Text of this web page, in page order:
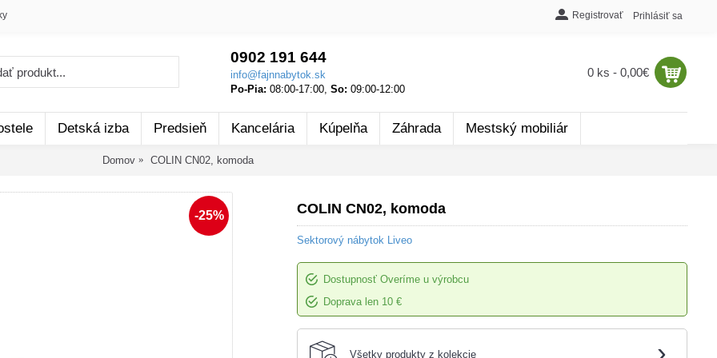
Registrovať Prihlásiť sa
0902 191 644
info@fajnnabytok.sk
Po-Pia: 08:00-17:00, So: 09:00-12:00
0 ks - 0,00€
Detská izba Predsieň Kancelária Kúpelňa Záhrada Mestský mobiliár
Domov COLIN CN02, komoda
-25% COLIN CN02, komoda
Sektorový nábytok Liveo
Dostupnosť Overíme u výrobcu
Doprava len 10 €
Všetky produkty z kolekcie